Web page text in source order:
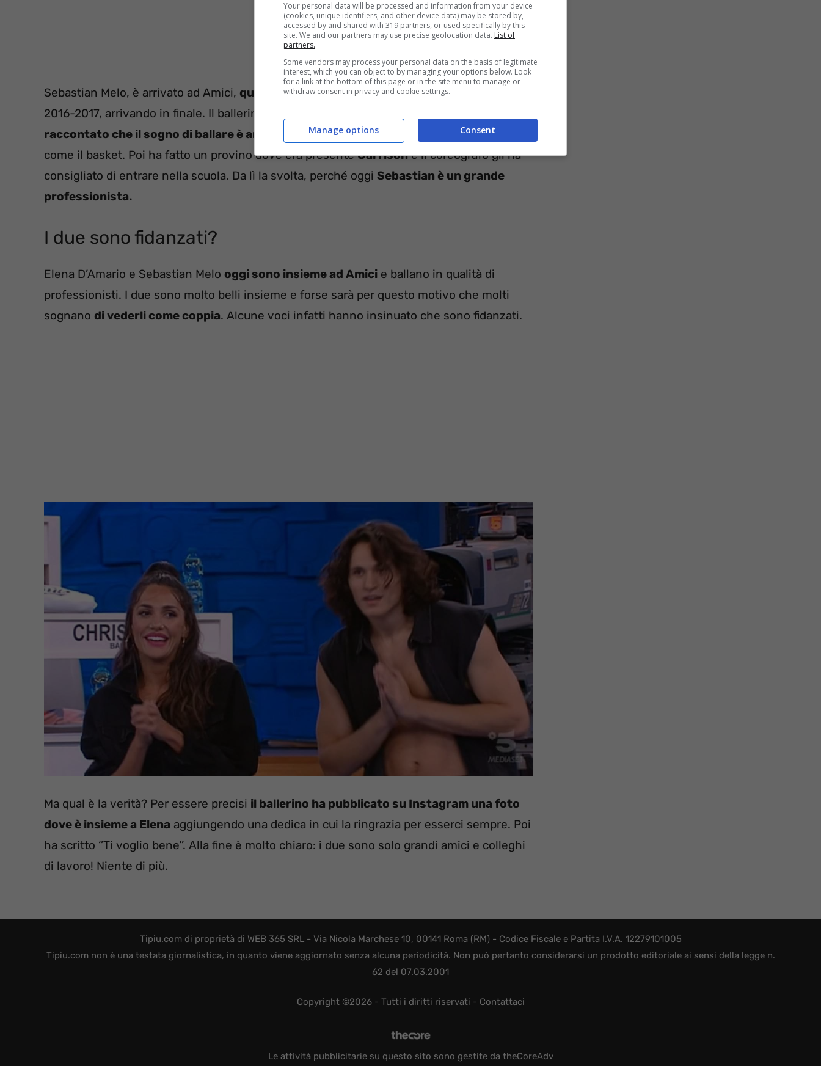
Sebastian Melo, è arrivato ad Amici, qualche anno più tardi,partecipando all’edizione
2016-2017, arrivando in finale. Il ballerino si è aggiudicato
raccontato che il sogno di ballare è arrivato dopo.Nel suo passato infatti c’è lo sport
come il basket. Poi ha fatto un provino dove era presenteGarrisone il coreografo gli ha
consigliato di entrare nella scuola. Da lì la svolta, perché oggi Sebastian è un grande
professionista.
I due sono fidanzati?
Elena D’Amario e Sebastian Melo oggi sono insieme ad Amici e ballano in qualità di
professionisti. I due sono molto belli insieme e forse sarà per questo motivo che molti
sognano di vederli come coppia. Alcune voci infatti hanno insinuato che sono fidanzati.
Ma qual è la verità? Per essere precisi il ballerino ha pubblicato su Instagram una foto
dove è insieme a Elena aggiungendo una dedica in cui la ringrazia per esserci sempre. Poi
ha scritto ‘’Ti voglio bene‘’. Alla fine è molto chiaro: i due sono solo grandi amici e colleghi
di lavoro! Niente di più.
Tipiu.com di proprietà di WEB 365 SRL - Via Nicola Marchese 10, 00141 Roma (RM) - Codice Fiscale e Partita I.V.A. 12279101005
Tipiu.com non è una testata giornalistica, in quanto viene aggiornato senza alcuna periodicità. Non può pertanto considerarsi un prodotto editoriale ai sensi della legge n.
62 del 07.03.2001
Copyright ©2026 - Tutti i diritti riservati - Contattaci
Le attività pubblicitarie su questo sito sono gestite da theCoreAdv
Your personal data will be processed and information from your device
(cookies, unique identifiers, and other device data) may be stored by,
accessed by and shared with 319 partners, or used specifically by this
site. We and our partners may use precise geolocation data. List of
partners.
Some vendors may process your personal data on the basis of legitimate
interest, which you can object to by managing your options below. Look
for a link at the bottom of this page or in the site menu to manage or
withdraw consent in privacy and cookie settings.
Consent
Manage options